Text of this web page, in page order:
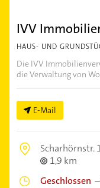
IVV
HAUS- UND
Die IVV
die Verwaltung von
E-Mail
Scharhörnstr.
1,9 km
Geschlossen –